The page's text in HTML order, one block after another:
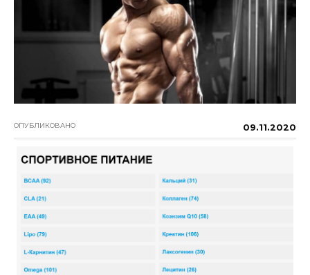
ОПУБЛИКОВАНО 09.11.2020